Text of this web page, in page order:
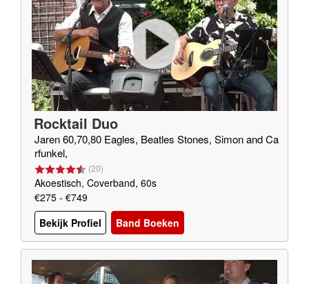
Rocktail Duo
Jaren 60,70,80 Eagles, Beatles Stones, Simon and Ca
rfunkel,
(20)
Akoestisch, Coverband, 60s
€275 - €749
Bekijk Profiel
Band Boeken